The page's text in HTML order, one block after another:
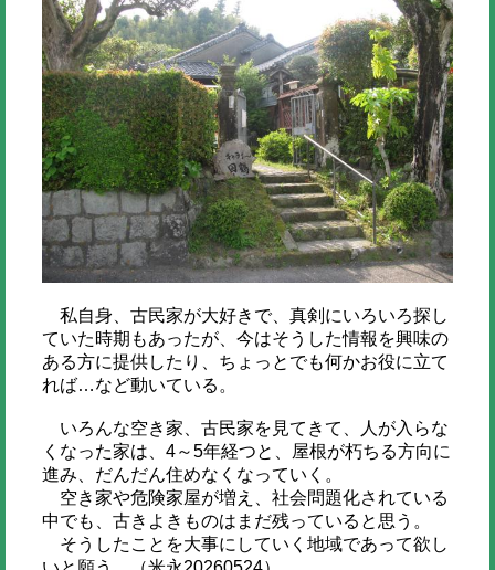
私自身、古民家が大好きで、真剣にいろいろ探し
ていた時期もあったが、今はそうした情報を興味の
ある方に提供したり、ちょっとでも何かお役に立て
れば…など動いている。
いろんな空き家、古民家を見てきて、人が入らな
くなった家は、4～5年経つと、屋根が朽ちる方向に
進み、だんだん住めなくなっていく。
空き家や危険家屋が増え、社会問題化されている
中でも、古きよきものはまだ残っていると思う。
そうしたことを大事にしていく地域であって欲し